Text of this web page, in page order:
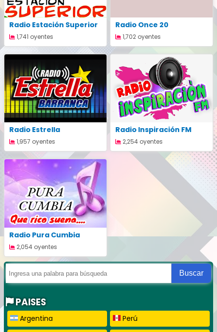
Radio Estación Superior
1,741 oyentes
Radio Once 20
1,702 oyentes
Radio Estrella
1,957 oyentes
Radio Inspiración FM
2,254 oyentes
Radio Pura Cumbia
2,054 oyentes
Buscar
PAISES
Argentina
Perú